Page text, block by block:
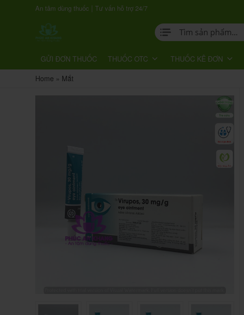
An tâm dùng thuốc | Tư vấn hỗ trợ 24/7
GỬI ĐƠN THUỐC THUỐC OTC THUỐC KÊ ĐƠN
Home » Mắt